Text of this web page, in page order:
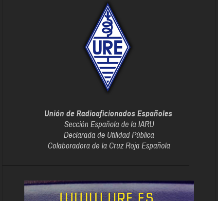
Unión de Radioaficionados Españoles
Sección Española de la IARU
Declarada de Utilidad Pública
Colaboradora de la Cruz Roja Española